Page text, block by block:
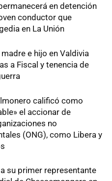
en detención
conductor que
en La Unión
e hijo en Valdivia
a Fiscal y tenencia de
calificó como
el accionar de
no
(ONG), como Libera y
su primer representante